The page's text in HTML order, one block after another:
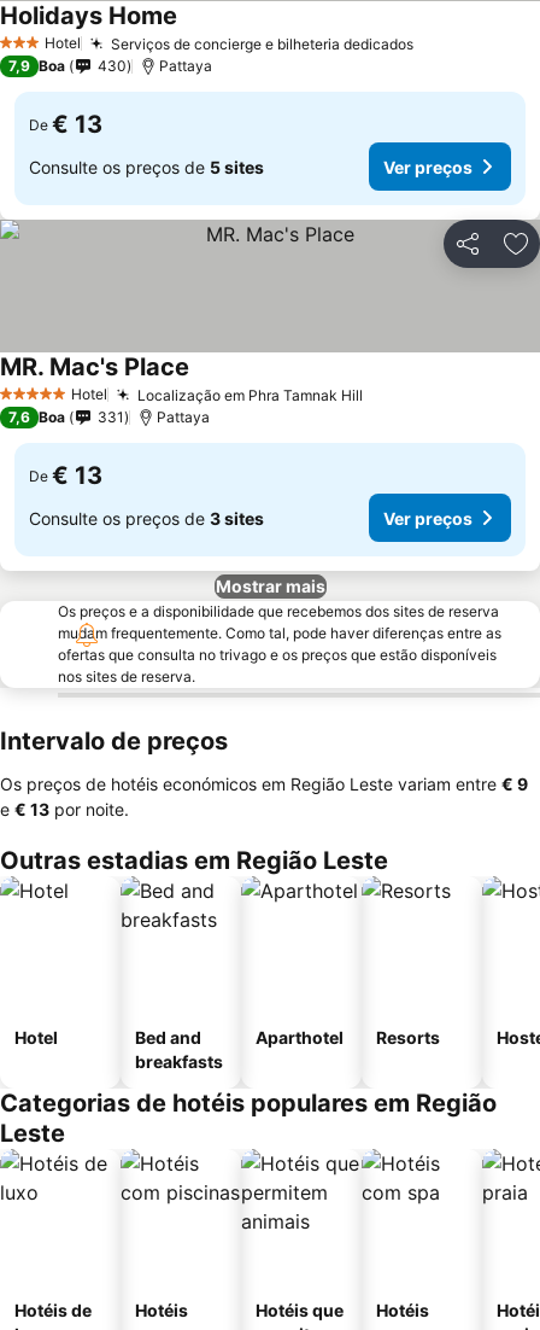
3 EstrelasHotel Serviços de concierge e bilheteria dedicados
Holidays Home
7,9 Boa 430 Pattaya
De € 13
Consulte os preços de 5 sites Ver preços
Partilhar
5 Estrelas Hotel Localização em Phra Tamnak Hill
MR. Mac's Place
7,6 Boa 331 Pattaya
De € 13
Consulte os preços de 3 sites Ver preços
Mostrar mais
Os preços e a disponibilidade que recebemos dos sites de reserva
mudam frequentemente. Como tal, pode haver diferenças entre as
ofertas que consulta no trivago e os preços que estão disponíveis
nos sites de reserva.
Intervalo de preços
Os preços de hotéis económicos em Região Leste variam entre ‎€ 9
e ‎€ 13 por noite.
Outras estadias em Região Leste
Hotel
Bed and
breakfasts
Aparthotel Resorts
Categorias de hotéis populares em Região
Leste
Hotéis de
Hotéis
Hotéis que
Hotéis